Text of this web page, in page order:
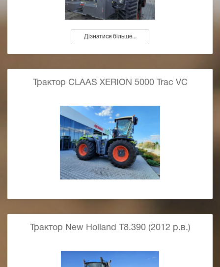
Дізнатися більше...
Трактор CLAAS XERION 5000 Trac VC
Трактор New Holland T8.390 (2012 р.в.)